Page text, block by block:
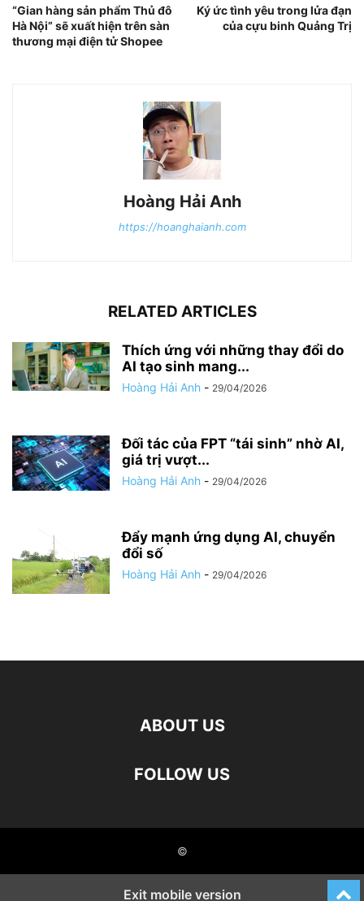
“Gian hàng sản phẩm Thủ đô
Hà Nội” sẽ xuất hiện trên sàn
thương mại điện tử Shopee
Ký ức tình yêu trong lửa đạn
của cựu binh Quảng Trị
Hoàng Hải Anh
https://hoanghaianh.com
RELATED ARTICLES
Thích ứng với những thay đổi do
AI tạo sinh mang...
Hoàng Hải Anh - 29/04/2026
Đối tác của FPT “tái sinh” nhờ AI,
giá trị vượt...
Hoàng Hải Anh - 29/04/2026
Đẩy mạnh ứng dụng AI, chuyển
đổi số
Hoàng Hải Anh - 29/04/2026
ABOUT US
FOLLOW US
©
Exit mobile version